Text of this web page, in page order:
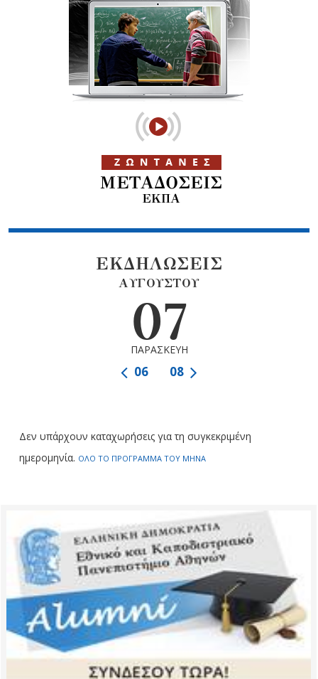
ΕΚΔΗΛΩΣΕΙΣ
ΑΥΓΟΥΣΤΟΥ
07
ΠΑΡΑΣΚΕΥΗ
08
06
Δεν υπάρχουν καταχωρήσεις για τη συγκεκριμένη
ημερομηνία. ΟΛΟ ΤΟ ΠΡΟΓΡΑΜΜΑ ΤΟΥ ΜΗΝΑ